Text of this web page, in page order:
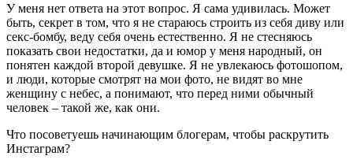
У меня нет ответа на этот вопрос. Я сама удивилась. Может
быть, секрет в том, что я не стараюсь строить из себя диву или
секс-бомбу, веду себя очень естественно. Я не стесняюсь
показать свои недостатки, да и юмор у меня народный, он
понятен каждой второй девушке. Я не увлекаюсь фотошопом,
и люди, которые смотрят на мои фото, не видят во мне
женщину с небес, а понимают, что перед ними обычный
человек – такой же, как они.
Что посоветуешь начинающим блогерам, чтобы раскрутить
Инстаграм?